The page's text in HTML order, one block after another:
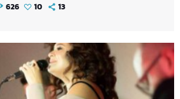
626 10 13